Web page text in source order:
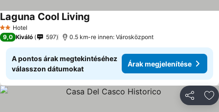
2 Kategória
Hotel
Laguna Cool Living
9,0 Kiváló 597 0.5 km-re innen: Városközpont
A pontos árak megtekintéséhez
válasszon dátumokat
Árak megjelenítése